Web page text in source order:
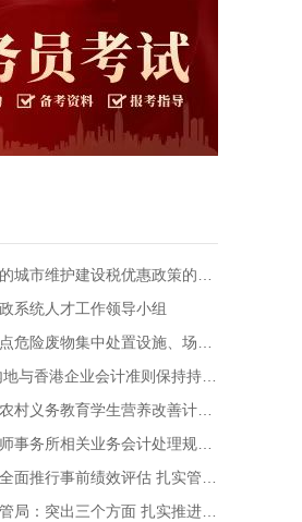
市维护建设税优惠政策的公告
系统人才工作领导小组
中处置设施、场所退役费用预提和管理办法》的通知
香港企业会计准则保持持续趋同
义务教育学生营养改善计划的通知
所相关业务会计处理规定》的通知
推行事前绩效评估 扎实管好“钱袋子”
三个方面 扎实推进实有资金动态监控扩大试点工作